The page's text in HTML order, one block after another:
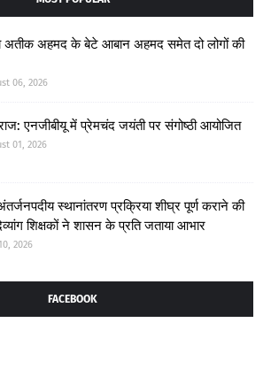
अतीक अहमद के बेटे आबान अहमद समेत दो लोगों की
06, 2026
एनजीबीयू में प्रेमचंद जयंती पर संगोष्ठी आयोजित
01, 2026
स्थानांतरण प्रक्रिया शीघ्र पूर्ण कराने की
शिक्षकों ने शासन के प्रति जताया आभार
2026
FACEBOOK